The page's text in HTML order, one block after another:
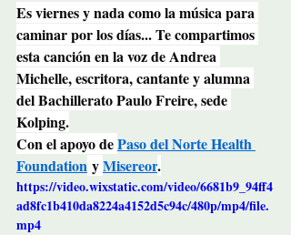
Es viernes y nada como la música para
caminar por los días... Te compartimos
esta canción en la voz de Andrea
Michelle, escritora, cantante y alumna
del Bachillerato Paulo Freire, sede
Kolping.
Con el apoyo de Paso del Norte Health
Foundation y Misereor.
https://video.wixstatic.com/video/6681b9_94ff4
ad8fc1b410da8224a4152d5c94c/480p/mp4/file.
mp4